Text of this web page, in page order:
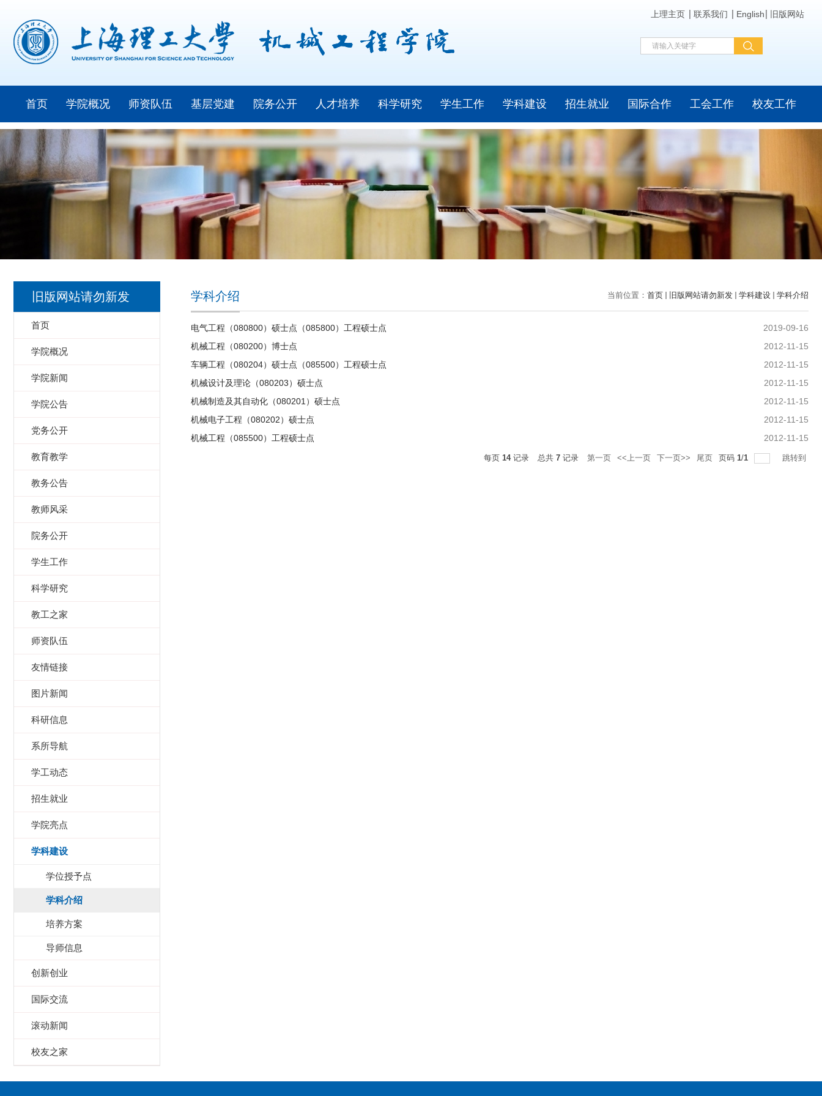
上理主页 联系我们 English 旧版网站
首页 学院概况 师资队伍 基层党建 院务公开 人才培养 科学研究 学生工作 学科建设 招生就业 国际合作 工会工作 校友工作
旧版网站请勿新发
首页
学院概况
学院新闻
学院公告
党务公开
教育教学
教务公告
教师风采
院务公开
学生工作
科学研究
教工之家
师资队伍
友情链接
图片新闻
科研信息
系所导航
学工动态
招生就业
学院亮点
学科建设
学位授予点
学科介绍
培养方案
导师信息
创新创业
国际交流
滚动新闻
校友之家
当前位置： 首页 旧版网站请勿新发 学科建设 学科介绍
学科介绍
电气工程（080800）硕士点（085800）工程硕士点
2019-09-16
机械工程（080200）博士点
2012-11-15
车辆工程（080204）硕士点（085500）工程硕士点
2012-11-15
机械设计及理论（080203）硕士点
2012-11-15
机械制造及其自动化（080201）硕士点
2012-11-15
机械电子工程（080202）硕士点
2012-11-15
机械工程（085500）工程硕士点
2012-11-15
每页 14记录 总共 7 记录 第一页 <<上一页 下一页>> 尾页 页码 1/1 跳转到